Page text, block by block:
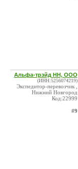
Альфа-трэйд НН, ООО
(ИНН:5256074219)
Экспедитор-перевозчик ,
Нижний Новгород
Код:22999
#9